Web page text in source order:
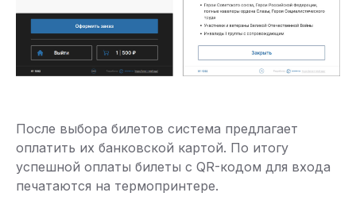
После выбора билетов система предлагает
оплатить их банковской картой. По итогу
успешной оплаты билеты с QR-кодом для входа
печатаются на термопринтере.